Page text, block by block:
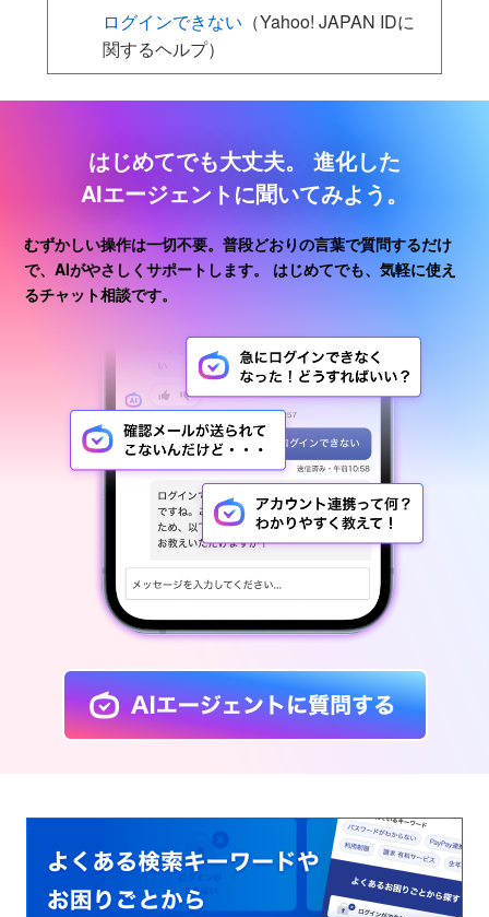
ログインできない （Yahoo! JAPAN IDに
関するヘルプ）
はじめてでも大丈夫。
進化した
AIエージェントに聞いてみよう。
むずかしい操作は一切不要。普段どおりの言葉で質問するだけ
で、AIがやさしくサポートします。
はじめてでも、気軽に使え
るチャット相談です。